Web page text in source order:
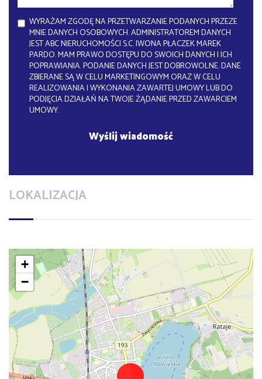
WYRAŻAM ZGODĘ NA PRZETWARZANIE PODANYCH PRZEZE
MNIE DANYCH OSOBOWYCH. ADMINISTRATOREM DANYCH
JEST ABC NIERUCHOMOŚCI S.C. IWONA PŁACZEK MAREK
PARDO. MAM PRAWO DOSTĘPU DO SWOICH DANYCH I ICH
POPRAWIANIA. PODANIE DANYCH JEST DOBROWOLNE. DANE
ZBIERANE SĄ W CELU MARKETINGOWYM ORAZ W CELU
REALIZOWANIA I WYKONANIA ZAWARTEJ UMOWY LUB DO
PODJĘCIA DZIAŁAŃ NA TWOJE ŻĄDANIE PRZED ZAWARCIEM
UMOWY.
LOKALIZACJA
+
−